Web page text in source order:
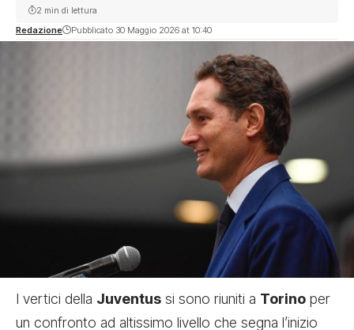
Redazione Pubblicato 30 Maggio 2026 at 10:40
2 min di lettura
I vertici della Juventus si sono riuniti a Torino per
un confronto ad altissimo livello che segna l’inizio